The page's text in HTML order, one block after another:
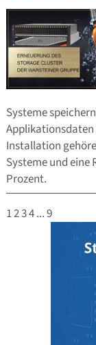
Systeme
Applikationsdaten
Installation
Systeme und eine
Prozent.
1234...9